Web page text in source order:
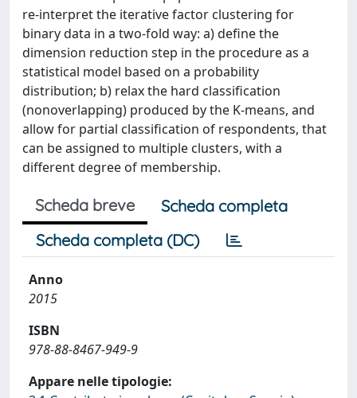
re-interpret the iterative factor clustering for
binary data in a two-fold way: a) define the
dimension reduction step in the procedure as a
statistical model based on a probability
distribution; b) relax the hard classification
(nonoverlapping) produced by the K-means, and
allow for partial classification of respondents, that
can be assigned to multiple clusters, with a
different degree of membership.
Scheda breve
Scheda completa
Scheda completa (DC)
Anno
2015
ISBN
978-88-8467-949-9
Appare nelle tipologie: